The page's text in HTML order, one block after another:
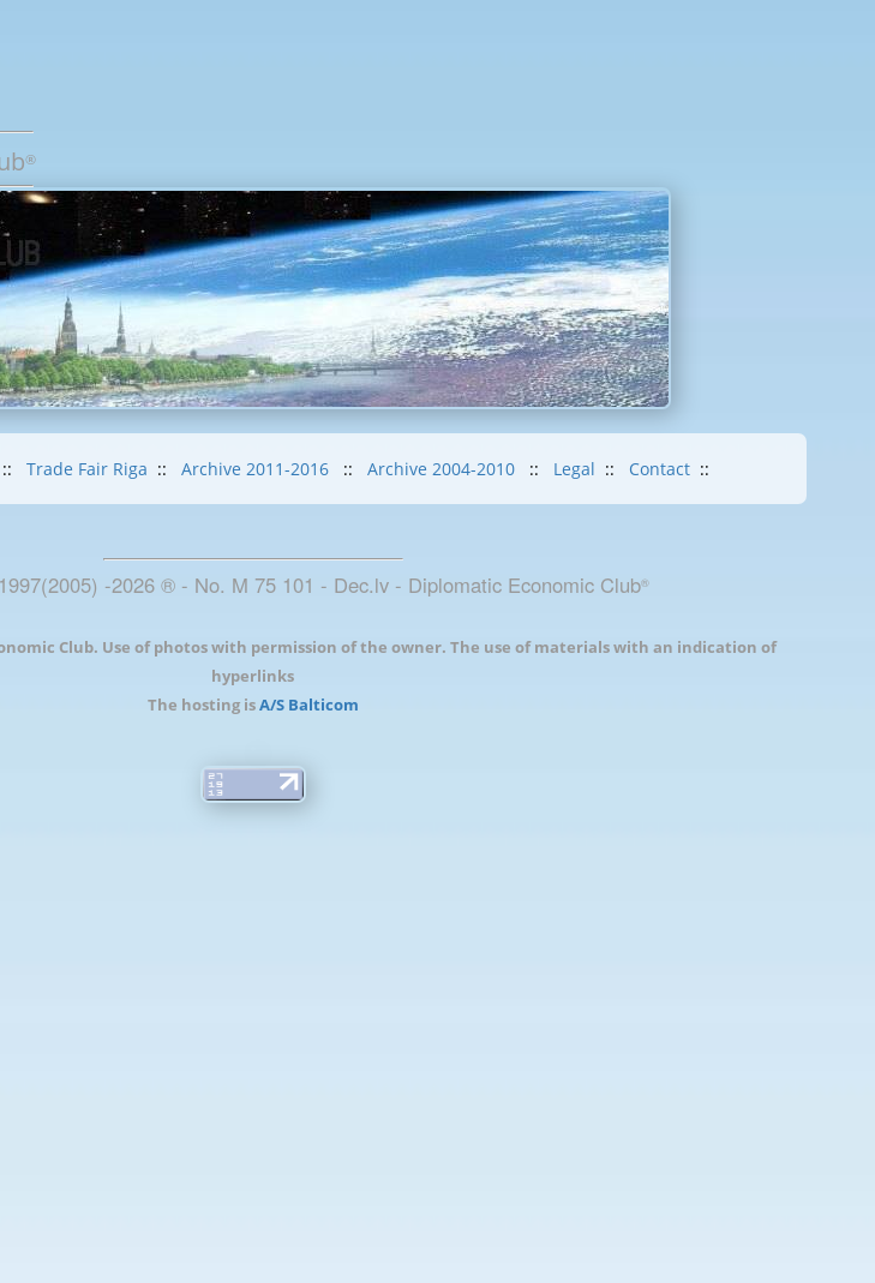
®
:: Trade Fair Riga :: Archive 2011-2016 :: Archive 2004-2010 :: Legal :: Contact ::
-2026® - No. M 75 101 - Dec.lv - Diplomatic Economic Club®
Club. Use of photos with permission of the owner. The use of materials with an indication of
hyperlinks
The hosting isA/S Balticom